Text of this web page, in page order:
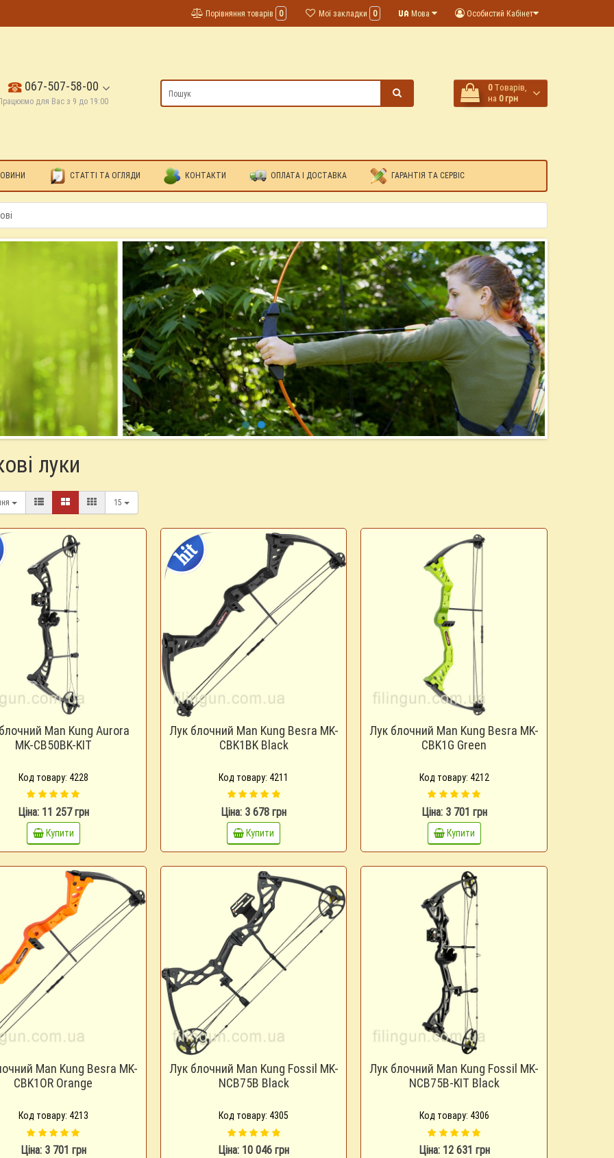
Особистий Кабінет
Мова
Мої закладки 0
Порівняння товарів 0
067-507-58-00
для Вас з 9 до 19:00
0 Tоварів,
на 0 грн
СТАТТІ ТА ОГЛЯДИ КОНТАКТИ ОПЛАТА І ДОСТАВКА ГАРАНТІЯ ТА СЕРВІС
луки
15
Man Kung Aurora
MK-CB50BK-KIT
Код товару: 4228
Ціна: 11 257 грн
Купити
Лук блочний Man Kung Besra MK-
CBK1BK Black
Код товару: 4211
Ціна: 3 678 грн
Купити
Лук блочний Man Kung Besra MK-
CBK1G Green
Код товару: 4212
Ціна: 3 701 грн
Купити
Man Kung Besra MK-
CBK1OR Orange
Код товару: 4213
Ціна: 3 701 грн
Лук блочний Man Kung Fossil MK-
NCB75B Black
Код товару: 4305
Ціна: 10 046 грн
Лук блочний Man Kung Fossil MK-
NCB75B-KIT Black
Код товару: 4306
Ціна: 12 631 грн